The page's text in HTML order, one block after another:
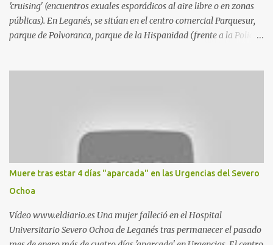
'cruising' (encuentros exuales esporádicos al aire libre o en zonas
públicas). En Leganés, se sitúan en el centro comercial Parquesur,
parque de Polvoranca, parque de la Hispanidad (frente a la Policía
estadio municipal de Butarque) y caminos entre el estadio y Plaza
Nueva. Otro lugar: Escombrera de Polvoranca, entre Leganés y
Móstoles También en el parque de la Hispanidad, situado frente a
la Policía Local de Leganés de la calle Chile, 1, y junto al
cementerio de Butarque". Más información
Muere tras estar 4 días "aparcada" en las Urgencias del Severo
Ochoa
Vídeo www.eldiario.es Una mujer falleció en el Hospital
Universitario Severo Ochoa de Leganés tras permanecer el pasado